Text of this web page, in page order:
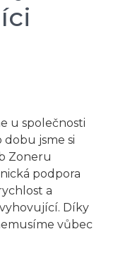
u společnosti
dobu jsme si
Zoneru
podpora
a
Díky
vůbec